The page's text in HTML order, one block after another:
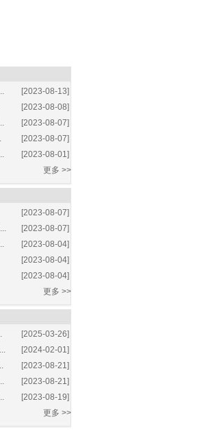
[2023-08-13]
[2023-08-08]
[2023-08-07]
[2023-08-07]
[2023-08-01]
更多 >>
[2023-08-07]
[2023-08-07]
[2023-08-04]
[2023-08-04]
[2023-08-04]
更多 >>
[2025-03-26]
[2024-02-01]
[2023-08-21]
[2023-08-21]
[2023-08-19]
更多 >>